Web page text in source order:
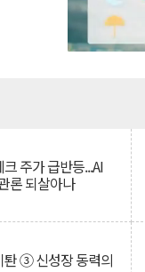
주가 급반등...AI
론 되살아나
퇀 ③ 신성장 동력의